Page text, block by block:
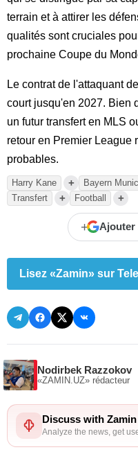
terrain et à attirer les
qualités sont cruciales
prochaine Coupe du
Le contrat de l'attaquant
court jusqu'en 2027. Bien
un futur transfert en MLS
retour en Premier League
probables.
Harry Kane + Bayern
Transfert + Football +
+ Ajouter
Lisez «Zamin» sur
Nodirbek Razzokov
«ZAMIN.UZ» rédacteur
Discuss with Zamin
Analyze the news, get